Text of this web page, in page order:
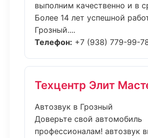
выполним качественно и в
Более 14 лет успешной
Грозный....
Телефон: +7 (938) 779-99-
Техцентр Элит
Автозвук в Грозный
Доверьте свой автомобиль
профессионалам! автозвук